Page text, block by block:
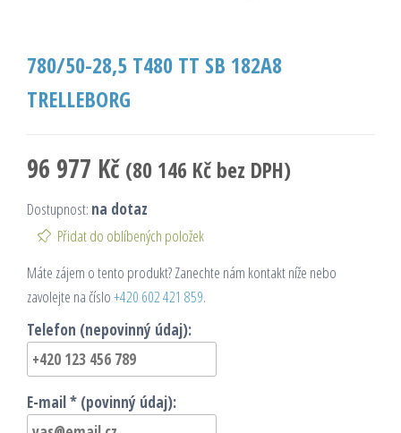
780/50-28,5 T480 TT SB 182A8
TRELLEBORG
96 977 Kč (80 146 Kč bez DPH)
Dostupnost: na dotaz
Přidat do oblíbených položek
Máte zájem o tento produkt? Zanechte nám kontakt níže nebo
zavolejte na číslo+420 602 421 859.
Telefon (nepovinný údaj):
E-mail * (povinný údaj):